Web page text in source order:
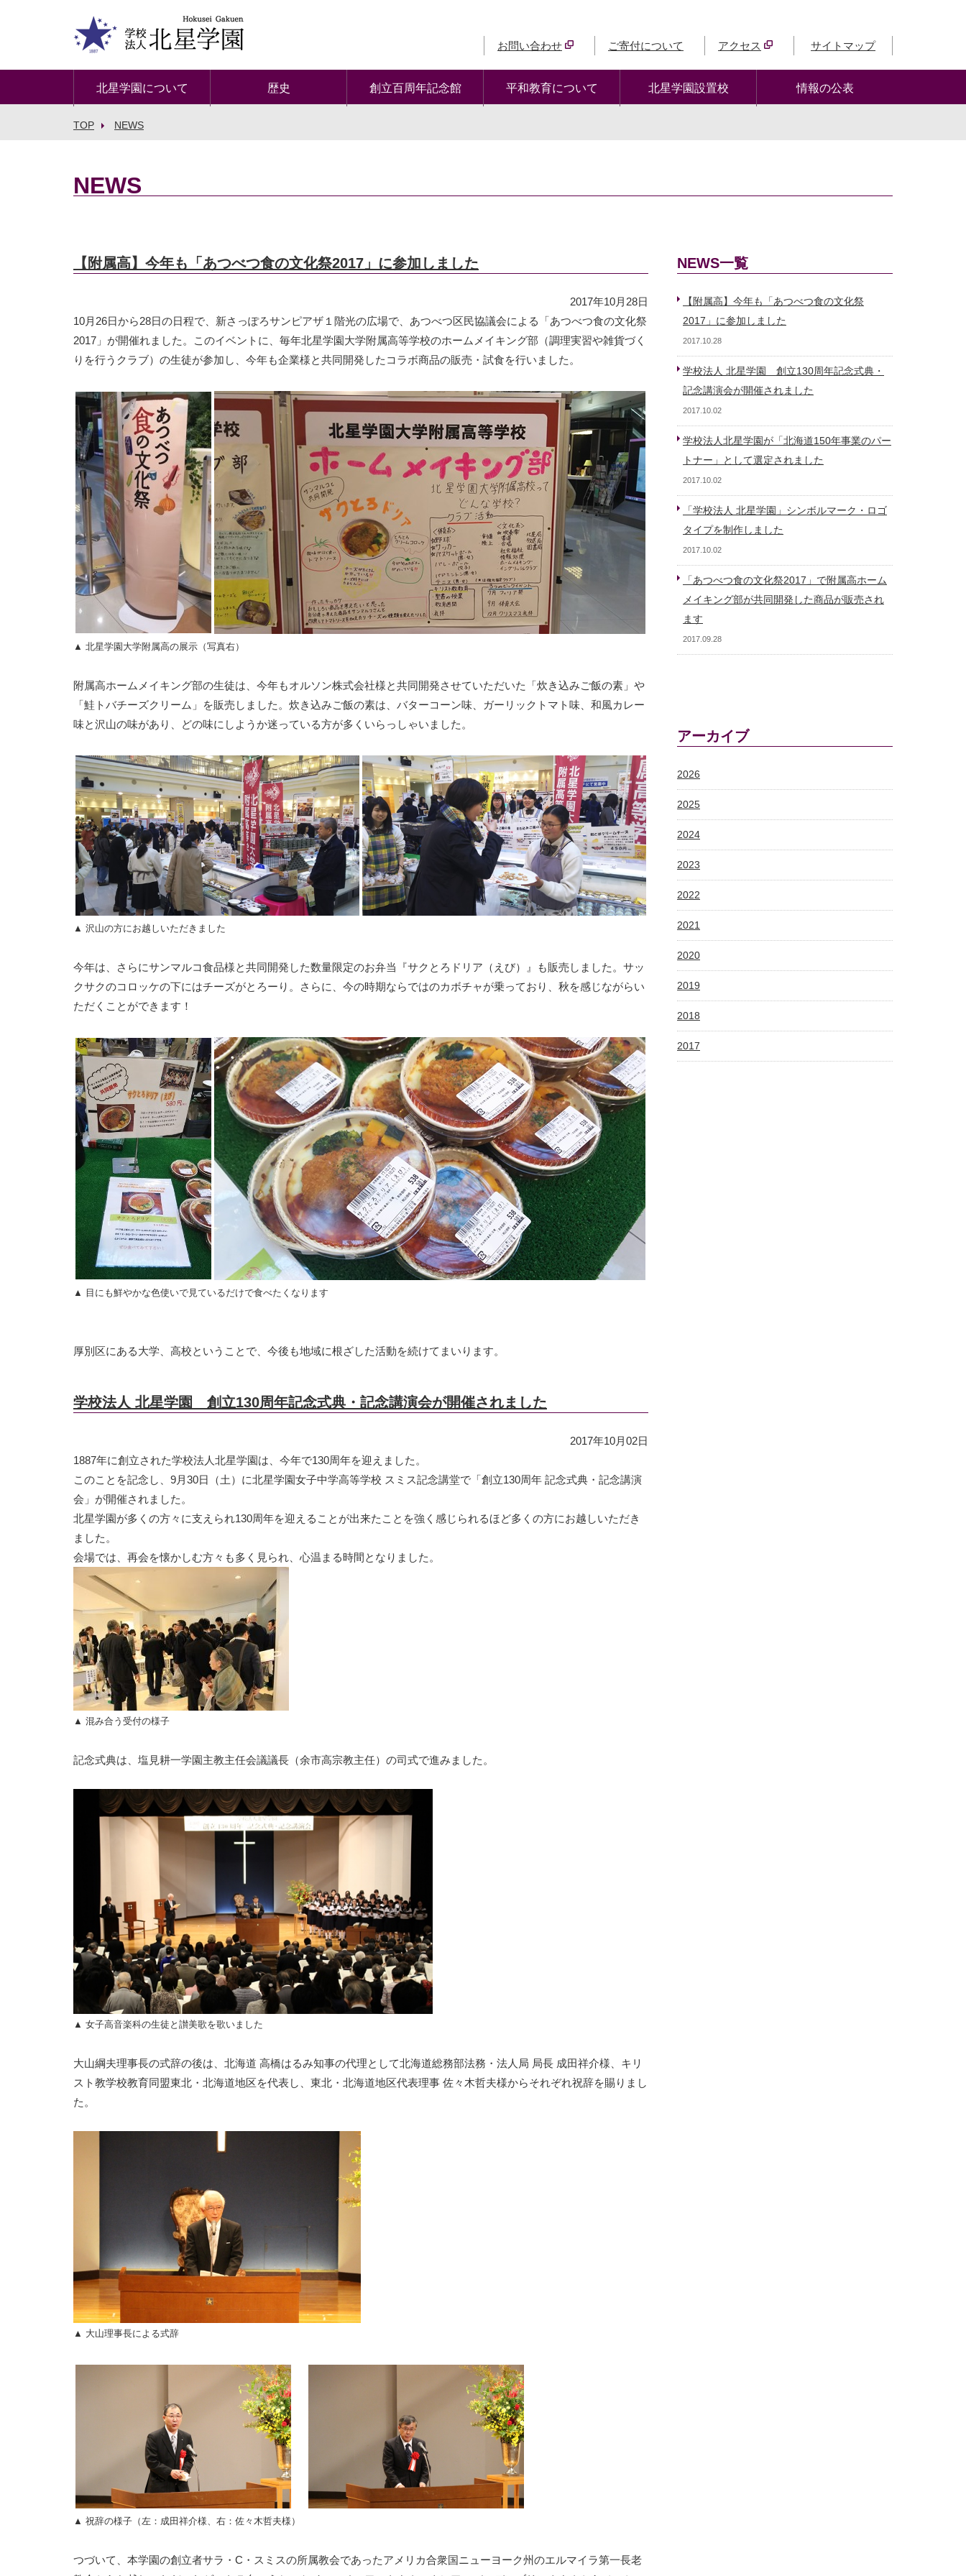
お問い合わせ ご寄付について アクセス サイトマップ
北星学園について 歴史 創立百周年記念館 平和教育について 北星学園設置校 情報の公表
TOP NEWS
NEWS
【附属高】今年も「あつべつ食の文化祭2017」に参加しました
2017年10月28日
10月26日から28日の日程で、新さっぽろサンピアザ１階光の広場で、あつべつ区民協議会による「あつべつ食の文化祭
2017」が開催れました。このイベントに、毎年北星学園大学附属高等学校のホームメイキング部（調理実習や雑貨づく
りを行うクラブ）の生徒が参加し、今年も企業様と共同開発したコラボ商品の販売・試食を行いました。
▲ 北星学園大学附属高の展示（写真右）
附属高ホームメイキング部の生徒は、今年もオルソン株式会社様と共同開発させていただいた「炊き込みご飯の素」や
「鮭トバチーズクリーム」を販売しました。炊き込みご飯の素は、バターコーン味、ガーリックトマト味、和風カレー
味と沢山の味があり、どの味にしようか迷っている方が多くいらっしゃいました。
▲ 沢山の方にお越しいただきました
今年は、さらにサンマルコ食品様と共同開発した数量限定のお弁当『サクとろドリア（えび）』も販売しました。サッ
クサクのコロッケの下にはチーズがとろーり。さらに、今の時期ならではのカボチャが乗っており、秋を感じながらい
ただくことができます！
▲ 目にも鮮やかな色使いで見ているだけで食べたくなります
厚別区にある大学、高校ということで、今後も地域に根ざした活動を続けてまいります。
学校法人 北星学園 創立130周年記念式典・記念講演会が開催されました
2017年10月02日
1887年に創立された学校法人北星学園は、今年で130周年を迎えました。
このことを記念し、9月30日（土）に北星学園女子中学高等学校 スミス記念講堂で「創立130周年 記念式典・記念講演
会」が開催されました。
北星学園が多くの方々に支えられ130周年を迎えることが出来たことを強く感じられるほど多くの方にお越しいただき
ました。
会場では、再会を懐かしむ方々も多く見られ、心温まる時間となりました。
▲ 混み合う受付の様子
記念式典は、塩見耕一学園主教主任会議議長（余市高宗教主任）の司式で進みました。
▲ 女子高音楽科の生徒と讃美歌を歌いました
大山綱夫理事長の式辞の後は、北海道 高橋はるみ知事の代理として北海道総務部法務・法人局 局長 成田祥介様、キリ
スト教学校教育同盟東北・北海道地区を代表し、東北・北海道地区代表理事 佐々木哲夫様からそれぞれ祝辞を賜りまし
た。
▲ 大山理事長による式辞
▲ 祝辞の様子（左：成田祥介様、右：佐々木哲夫様）
つづいて、本学園の創立者サラ・C・スミスの所属教会であったアメリカ合衆国ニューヨーク州のエルマイラ第一長老
NEWS一覧
【附属高】今年も「あつべつ食の文化祭
2017」に参加しました
2017.10.28
学校法人 北星学園 創立130周年記念式典・
記念講演会が開催されました
2017.10.02
学校法人北星学園が「北海道150年事業のパー
トナー」として選定されました
2017.10.02
「学校法人 北星学園」シンボルマーク・ロゴ
タイプを制作しました
2017.10.02
「あつべつ食の文化祭2017」で附属高ホーム
メイキング部が共同開発した商品が販売され
ます
2017.09.28
アーカイブ
2026
2025
2024
2023
2022
2021
2020
2019
2018
2017